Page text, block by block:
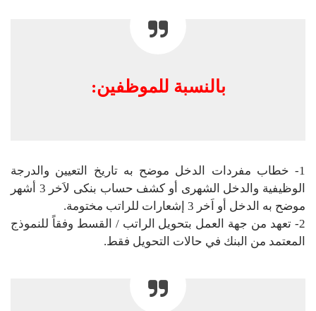
بالنسبة للموظفين:
1- خطاب مفردات الدخل موضح به تاريخ التعيين والدرجة
الوظيفية والدخل الشهرى أو كشف حساب بنكى لاَخر 3 أشهر
موضح به الدخل أو اَخر 3 إشعارات للراتب مختومة.
2- تعهد من جهة العمل بتحويل الراتب / القسط وفقاً للنموذج
المعتمد من البنك في حالات التحويل فقط.